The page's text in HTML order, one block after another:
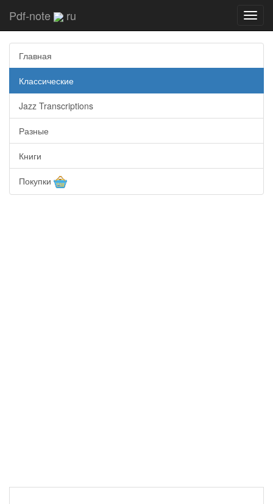
Pdf-note ru
Главная
Классические
Jazz Transcriptions
Разные
Книги
Покупки